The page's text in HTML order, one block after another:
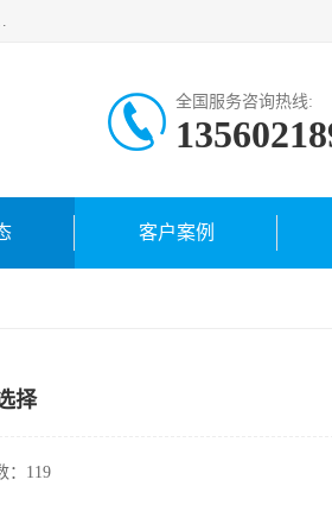
质量保证、热诚与各方有识人士合作，欢迎新老客户来电咨询。
全国服务咨询热线:
客户案例
择
：119